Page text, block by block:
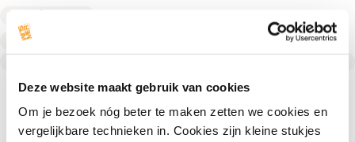
Deze website maakt gebruik van cookies
Om je bezoek nóg beter te maken zetten we cookies en
vergelijkbare technieken in. Cookies zijn kleine stukjes
Fysiotherapeut
Fysiotherapeut